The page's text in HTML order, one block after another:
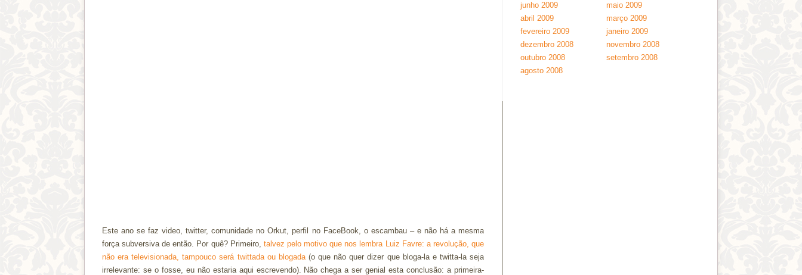
Este ano se faz video, twitter, comunidade no Orkut, perfil no FaceBook, o escambau – e não há a mesma
força subversiva de então. Por quê? Primeiro, talvez pelo motivo que nos lembra Luiz Favre: a revolução, que
não era televisionada, tampouco será twittada ou blogada(o que não quer dizer que bloga-la e twitta-la seja
irrelevante: se o fosse, eu não estaria aqui escrevendo). Não chega a ser genial esta conclusão: a primeira-
junho 2009
maio 2009
abril 2009
março 2009
fevereiro 2009
janeiro 2009
dezembro 2008
novembro 2008
outubro 2008
setembro 2008
agosto 2008